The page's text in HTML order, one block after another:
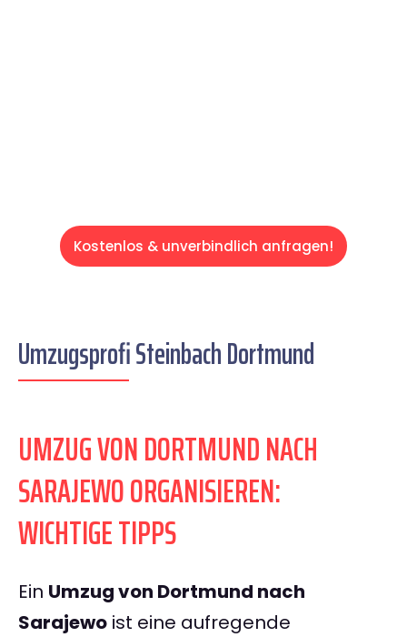
Kostenlos & unverbindlich anfragen!
Umzugsprofi Steinbach Dortmund
UMZUG VON DORTMUND NACH
SARAJEWO ORGANISIEREN:
WICHTIGE TIPPS
Ein Umzug von Dortmund nach
Sarajewo ist eine aufregende